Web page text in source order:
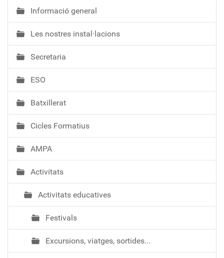
N
a
v
e
g
a
c
ó
Informació general
Les nostres instal·lacions
Secretaria
ESO
Batxillerat
Cicles Formatius
AMPA
Activitats
Activitats educatives
Festivals
Excursions, viatges, sortides...